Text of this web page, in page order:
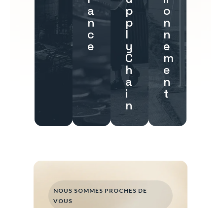
a
n
c
e
p
p
l
y
C
h
a
i
n
o
n
n
e
m
e
n
t
NOUS SOMMES PROCHES DE
VOUS